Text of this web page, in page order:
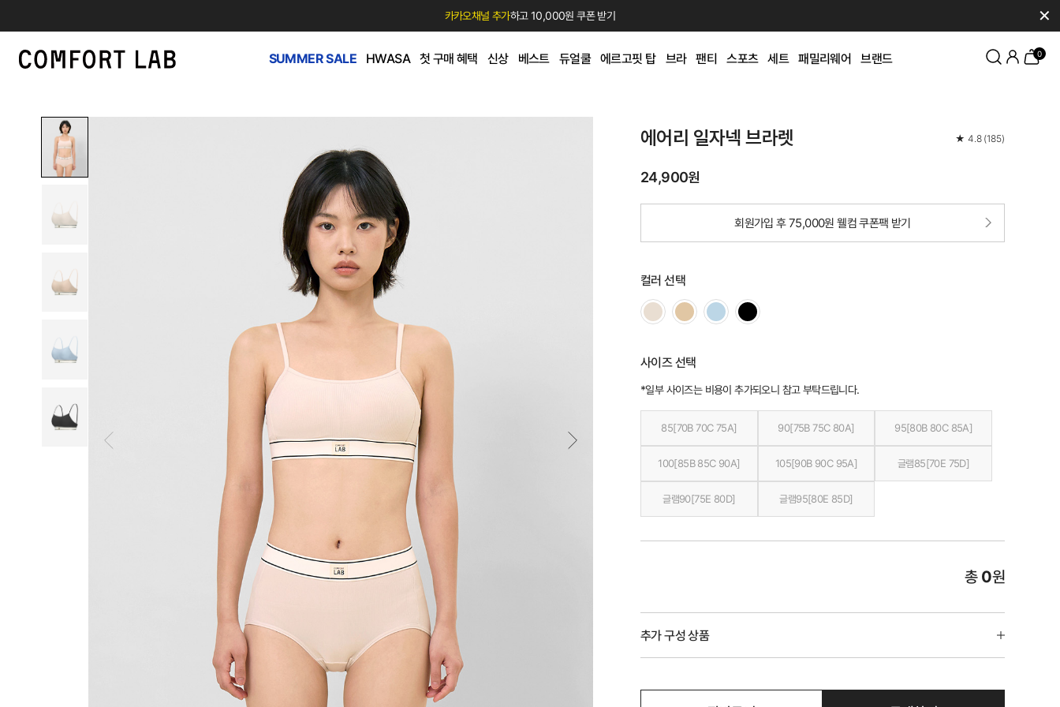
카카오채널 추가하고 10,000원 쿠폰 받기 ✕
SUMMER SALE HWASA 첫 구매 혜택 신상 베스트 듀얼쿨 에르고핏 탑 브라 팬티 스포츠 세트 패밀리웨어 브랜드 0
에어리 일자넥 브라렛 ★ 4.8 (185)
24,900원
회원가입 후 75,000원 웰컴 쿠폰팩 받기
컬러 선택
사이즈 선택
*일부 사이즈는 비용이 추가되오니 참고 부탁드립니다.
85[70B 70C 75A] 90[75B 75C 80A] 95[80B 80C 85A]
100[85B 85C 90A] 105[90B 90C 95A] 글램85[70E 75D]
글램90[75E 80D] 글램95[80E 85D]
총 0원
추가 구성 상품